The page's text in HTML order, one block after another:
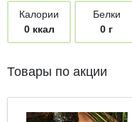
Калории
0 ккал
Белки
0 г
Товары по акции